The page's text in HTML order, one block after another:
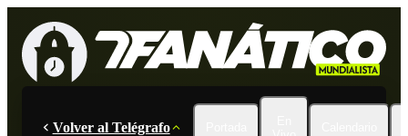
Volver al Telégrafo